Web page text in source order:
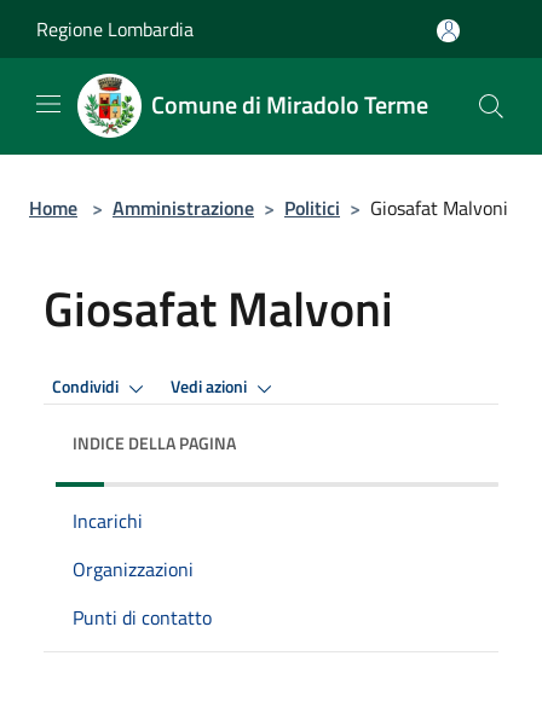
Regione Lombardia
Comune di Miradolo Terme
Home > Amministrazione > Politici > Giosafat Malvoni
Giosafat Malvoni
Condividi Vedi azioni
INDICE DELLA PAGINA
Incarichi
Organizzazioni
Punti di contatto